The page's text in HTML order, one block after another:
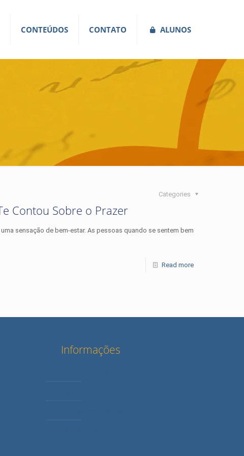
CONTEÚDOS CONTATO ALUNOS
Categories
Contou Sobre o Prazer
sensação de bem-estar. As pessoas quando se sentem bem
Read more
Informações